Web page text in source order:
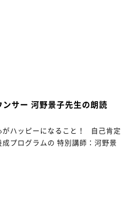
ンサー 河野景子先生の朗読
がハッピーになること！ 自己肯定
プログラムの 特別講師：河野景